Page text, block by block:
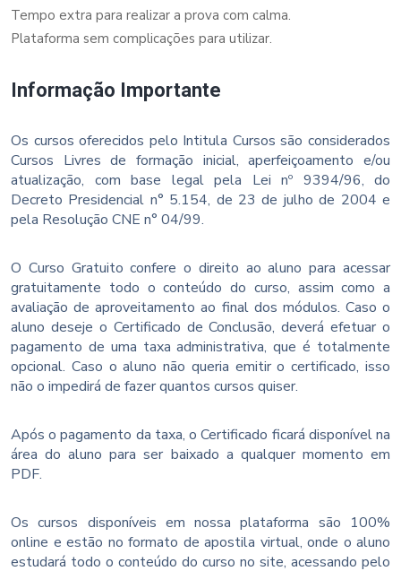
Tempo extra para realizar a prova com calma.
Plataforma sem complicações para utilizar.
Informação Importante
Os cursos oferecidos pelo Intitula Cursos são considerados
Cursos Livres de formação inicial, aperfeiçoamento e/ou
atualização, com base legal pela Lei nº 9394/96, do
Decreto Presidencial n° 5.154, de 23 de julho de 2004 e
pela Resolução CNE n° 04/99.
O Curso Gratuito confere o direito ao aluno para acessar
gratuitamente todo o conteúdo do curso, assim como a
avaliação de aproveitamento ao final dos módulos. Caso o
aluno deseje o Certificado de Conclusão, deverá efetuar o
pagamento de uma taxa administrativa, que é totalmente
opcional. Caso o aluno não queria emitir o certificado, isso
não o impedirá de fazer quantos cursos quiser.
Após o pagamento da taxa, o Certificado ficará disponível na
área do aluno para ser baixado a qualquer momento em
PDF.
Os cursos disponíveis em nossa plataforma são 100%
online e estão no formato de apostila virtual, onde o aluno
estudará todo o conteúdo do curso no site, acessando pelo